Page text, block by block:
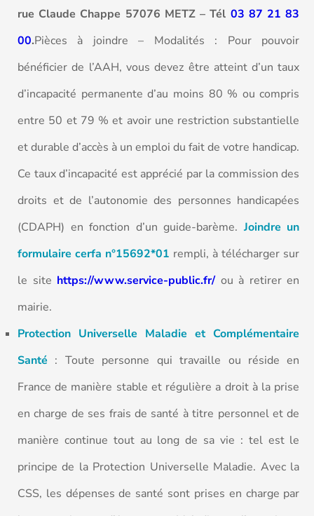
rue Claude Chappe 57076 METZ – Tél 03 87 21 83
00.Pièces à joindre – Modalités : Pour pouvoir
bénéficier de l’AAH, vous devez être atteint d’un taux
d’incapacité permanente d’au moins 80 % ou compris
entre 50 et 79 % et avoir une restriction substantielle
et durable d’accès à un emploi du fait de votre handicap.
Ce taux d’incapacité est apprécié par la commission des
droits et de l’autonomie des personnes handicapées
(CDAPH) en fonction d’un guide-barème. Joindre un
formulaire cerfa n°15692*01 rempli, à télécharger sur
le site https://www.service-public.fr/ou à retirer en
mairie.
Protection Universelle Maladie et Complémentaire
Santé : Toute personne qui travaille ou réside en
France de manière stable et régulière a droit à la prise
en charge de ses frais de santé à titre personnel et de
manière continue tout au long de sa vie : tel est le
principe de la Protection Universelle Maladie. Avec la
CSS, les dépenses de santé sont prises en charge par